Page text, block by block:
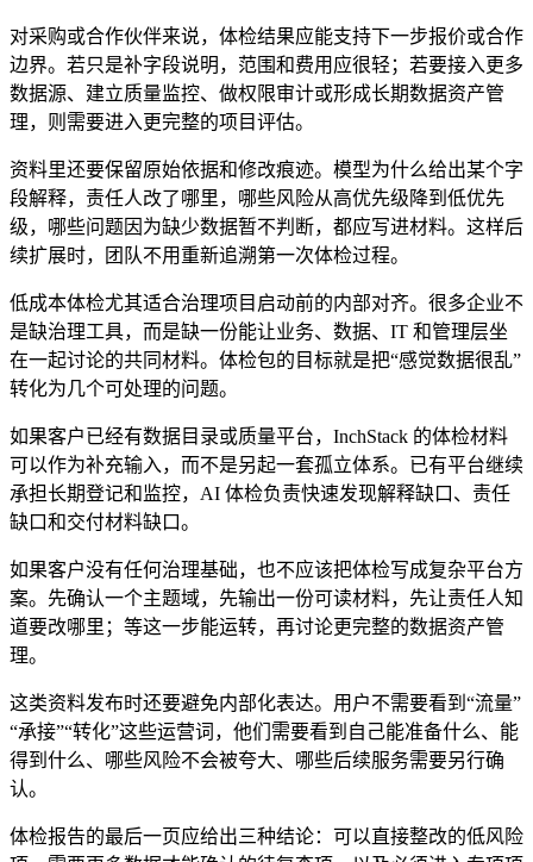
对采购或合作伙伴来说，体检结果应能支持下一步报价或合作
边界。若只是补字段说明，范围和费用应很轻；若要接入更多
数据源、建立质量监控、做权限审计或形成长期数据资产管
理，则需要进入更完整的项目评估。
资料里还要保留原始依据和修改痕迹。模型为什么给出某个字
段解释，责任人改了哪里，哪些风险从高优先级降到低优先
级，哪些问题因为缺少数据暂不判断，都应写进材料。这样后
续扩展时，团队不用重新追溯第一次体检过程。
低成本体检尤其适合治理项目启动前的内部对齐。很多企业不
是缺治理工具，而是缺一份能让业务、数据、IT 和管理层坐
在一起讨论的共同材料。体检包的目标就是把“感觉数据很乱”
转化为几个可处理的问题。
如果客户已经有数据目录或质量平台，InchStack 的体检材料
可以作为补充输入，而不是另起一套孤立体系。已有平台继续
承担长期登记和监控，AI 体检负责快速发现解释缺口、责任
缺口和交付材料缺口。
如果客户没有任何治理基础，也不应该把体检写成复杂平台方
案。先确认一个主题域，先输出一份可读材料，先让责任人知
道要改哪里；等这一步能运转，再讨论更完整的数据资产管
理。
这类资料发布时还要避免内部化表达。用户不需要看到“流量”
“承接”“转化”这些运营词，他们需要看到自己能准备什么、能
得到什么、哪些风险不会被夸大、哪些后续服务需要另行确
认。
体检报告的最后一页应给出三种结论：可以直接整改的低风险